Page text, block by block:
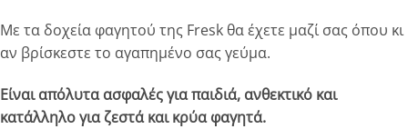
Με τα δοχεία φαγητού της Fresk θα έχετε μαζί σας όπου κι
αν βρίσκεστε το αγαπημένο σας γεύμα.
Είναι απόλυτα ασφαλές για παιδιά, ανθεκτικό και
κατάλληλο για ζεστά και κρύα φαγητά.